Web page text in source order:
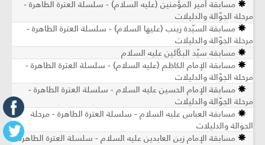
مسابقة أمير المؤمنين (عليه السلام) - سلسلة العترة الطاهرة -
مرحلة الجوّالة والدليلات
مسابقة السيّدة زينب (عليها السلام) - سلسلة العترة الطاهرة -
مرحلة الجوّالة والدليلات
مسابقة سيّد البكّائين عليه السلام
مسابقة الإمام الكاظم (عليه السلام) - سلسلة العترة الطاهرة -
مرحلة الجوّالة والدليلات
مسابقة الإمام الحسين عليه السلام - سلسلة العترة الطاهرة -
مرحلة الجوّالة والدليلات
مسابقة العباس عليه السلام - سلسلة العترة الطاهرة - مرحلة
الجوالة والدليلات
مسابقة الإمام زين العابدين عليه السلام - سلسلة العترة الطاهرة -